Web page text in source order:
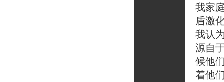
我家
盾激
我认
源自
候他
着他